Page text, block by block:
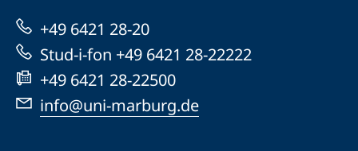
zur
Website
+49 6421 28-20
Stud-i-fon +49 6421 28-22222
+49 6421 28-22500
info@uni-marburg.de